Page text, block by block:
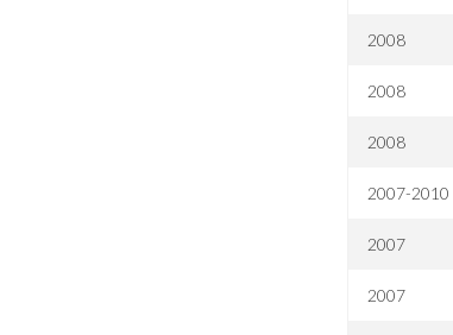
2008
2008
2008
2007-2010
2007
2007